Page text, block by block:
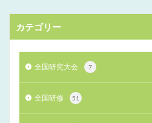
カテゴリー
全国研究大会 7
全国研修 51